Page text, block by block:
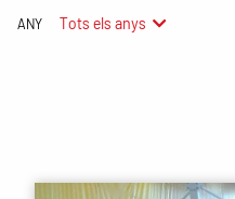
ANY Tots els anys